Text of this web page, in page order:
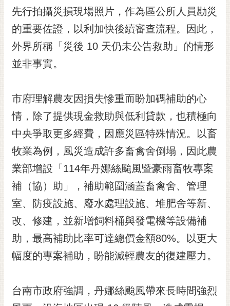
先行拍攝災損現場照片，作為區公所人員勘災
的重要佐證，以利加快後續審查流程。因此，
外界所稱「災後 10 天仍未公告救助」的情形
並非事實。
市府理解農友因損失慘重而盼加碼補助的心
情，除了提供現金救助與低利貸款，也積極向
中央爭取更多經費，因應災區特殊情況。以畜
牧業為例，風災造成許多畜禽舍倒塌，因此農
業部增設「114年丹娜絲颱風暨豪雨畜牧專案
補（協）助」，補助範圍涵蓋畜禽舍、管理
室、防疫設施、廢水處理設施、堆肥舍等新、
改、修建，並新增飼料桶與發電機等設備補
助，最高補助比率可達總價金額80%。以更大
幅度的專案補助，盼能減輕農友的復建壓力。
台南市政府強調，丹娜絲颱風帶來長時間強烈